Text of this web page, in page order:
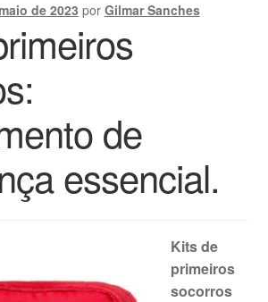
de 2023 por Gilmar Sanches
de
essencial.
Kits de
primeiros
socorros